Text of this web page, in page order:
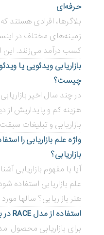
حرفه‌ای
بلاگر‌ها، افرادی هستند
زمینه‌های مختلف در
کسب درآمد می‌زنند. این
بازاریابی ویدئویی ‌یا
چیست؟
در چند سال اخیر
هزینه کم و پایداریش از
بازاریابی و تبلیغات
واژه علم بازاریابی را
بازاریابی؟
آیا با مفهوم بازاریابی
علم بازاریابی استفاده
هنر بازاریابی؟ سالها
استفاده از مدل RACE در بازاریابی دیجیتال
برای بازاریابی محصول